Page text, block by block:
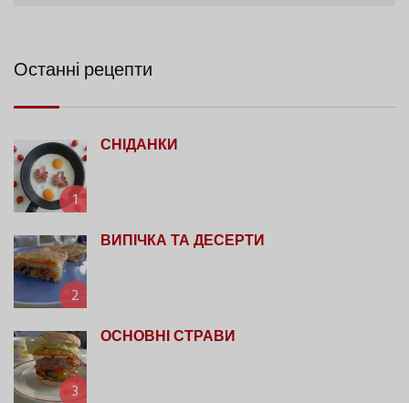
Останні рецепти
1
СНІДАНКИ
2
ВИПІЧКА ТА ДЕСЕРТИ
3
ОСНОВНІ СТРАВИ